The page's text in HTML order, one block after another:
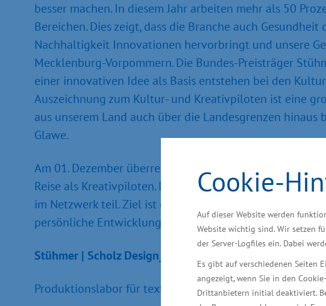
Cookie-
Auf dieser Website werden
Website wichtig sind. Wir setzen
der Server-Logfiles ein. Dabei
Es gibt auf verschiedenen Seiten
angezeigt, wenn Sie in den
Drittanbietern initial deaktiviert.
besser machen. In diesem Jahr arbeiten mehr als 50
Bereichen. Dies zeigt, dass die Branche auch
Nachhaltigkeit Innovationen hervorbringt und unsere
Mecklenburg-Vorpommern. Die Bundes-Preisträger
einer innovativen Idee als Basis entstehen bei den
Auszeichnung zum Kultur- und Kreativpiloten ist eine
aus unserem Land auch über die Landesgrenzen
Glawe.
Am 01. Dezember überreichte Brigitte Zypries,
Reise als Kreativpiloten. Denn die Titelträger nehmen
im Netzwerk teil. Ziel ist es, die Teams in ihrer
persönliche Entwicklung zu entfalten. Die offizielle
Stühmer | Scholz Design_büro
Produktionslabor für textiltechnische Produkte